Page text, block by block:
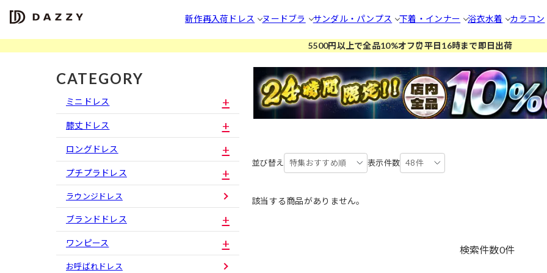
新作再入荷 ドレス ヌードブラ サンダル・パンプス 下着・インナー 浴衣水着 カラコン
5500円以上で全品10%オフ⏰平日16時まで即日出荷
CATEGORY
ミニドレス
膝丈ドレス
ロングドレス
プチプラドレス
ラウンジドレス
ブランドドレス
ワンピース
お呼ばれドレス
並び替え 特集おすすめ順 表示件数 48件
該当する商品がありません。
検索件数0件